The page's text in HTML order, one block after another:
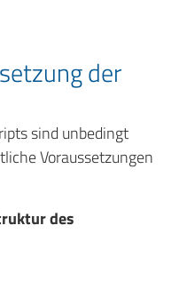
der
sind unbedingt
Voraussetzungen
des